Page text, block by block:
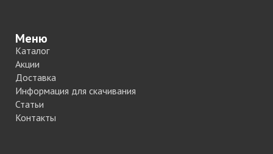
Меню
Каталог
Акции
Доставка
Информация для скачивания
Статьи
Контакты